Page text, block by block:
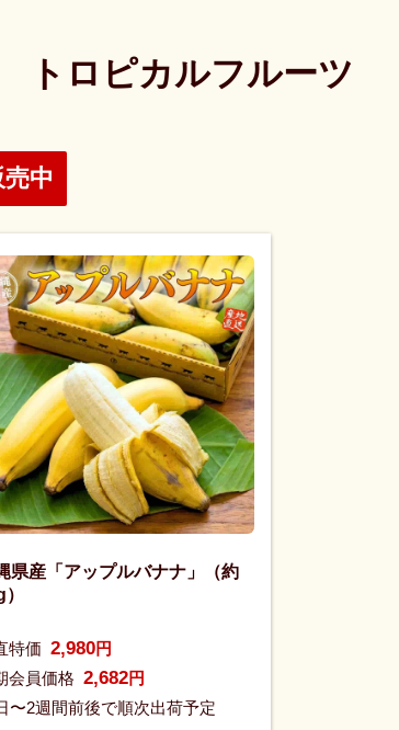
トロピカルフルーツ
売中
県産「アップルバナナ」（約
特価 2,980円
会員価格 2,682円
〜2週間前後で順次出荷予定